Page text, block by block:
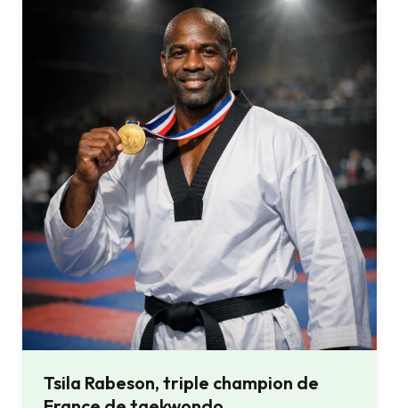
Tsila Rabeson, triple champion de
taekwondo